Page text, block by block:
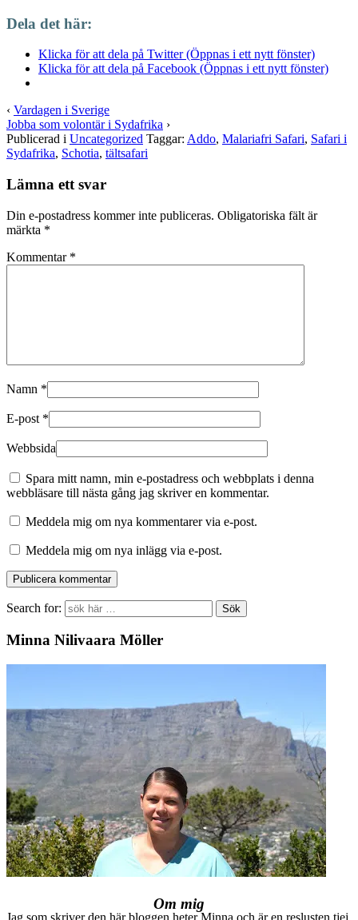
Dela det här:
Klicka för att dela på Twitter (Öppnas i ett nytt fönster)
Klicka för att dela på Facebook (Öppnas i ett nytt fönster)
‹ Vardagen i Sverige
Jobba som volontär i Sydafrika ›
Publicerad i Uncategorized Taggar: Addo, Malariafri Safari, Safari i
Sydafrika, Schotia, tältsafari
Lämna ett svar
Din e-postadress kommer inte publiceras. Obligatoriska fält är
märkta *
Kommentar *
Namn *
E-post *
Webbsida
Spara mitt namn, min e-postadress och webbplats i denna
webbläsare till nästa gång jag skriver en kommentar.
Meddela mig om nya kommentarer via e-post.
Meddela mig om nya inlägg via e-post.
Search for:
Minna Nilivaara Möller
Om mig
Jag som skriver den här bloggen heter Minna och är en reslusten tjej